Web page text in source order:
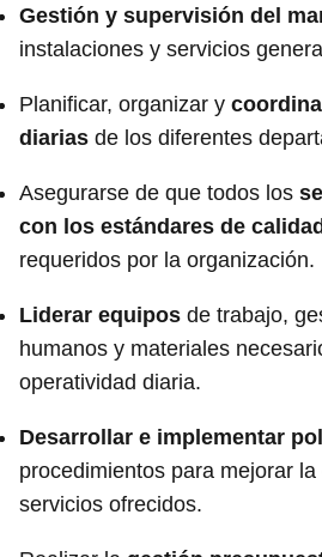
Gestión y supervisión del
instalaciones y servicios
Planificar, organizar y
diarias de los diferentes
Asegurarse de que todos los
con los estándares de
requeridos por la organización.
Liderar equipos de trabajo,
humanos y materiales
operatividad diaria.
Desarrollar e implementar
procedimientos para mejorar
servicios ofrecidos.